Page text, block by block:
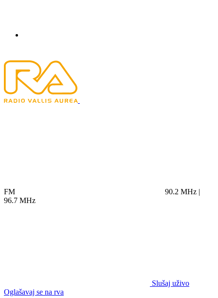
FM
90.2 MHz |
96.7 MHz
Slušaj uživo
Oglašavaj se na rva